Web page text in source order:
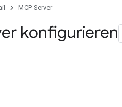
MCP-Server
konfigurieren